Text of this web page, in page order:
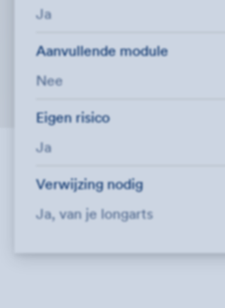
Ja
Aanvullende module
Nee
Eigen risico
Ja
Verwijzing nodig
Ja, van je longarts